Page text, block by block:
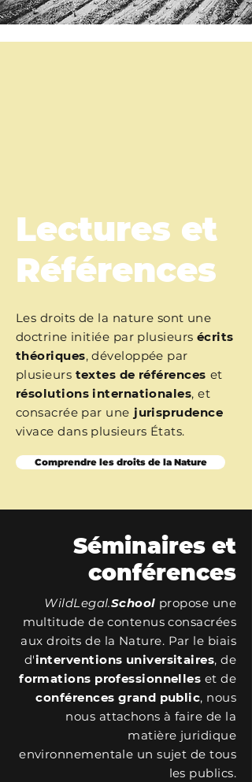
Lectures et
Références
Les droits de la nature sont une
doctrine initiée par plusieurs écrits
théoriques, développée par
plusieurs textes de références et
résolutions internationales, et
consacrée par une jurisprudence
vivace dans plusieurs États.
Comprendre les droits de la Nature
Séminaires et
conférences
WildLegal.School propose une
multitude de contenus consacrées
aux droits de la Nature. Par le biais
d'interventions universitaires, de
formations professionnelles et de
conférences grand public, nous
nous attachons à faire de la
matière juridique
environnementale un sujet de tous
les publics.